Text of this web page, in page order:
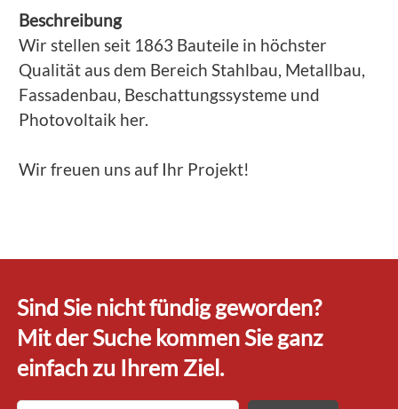
Beschreibung
Wir stellen seit 1863 Bauteile in höchster
Qualität aus dem Bereich Stahlbau, Metallbau,
Fassadenbau, Beschattungssysteme und
Photovoltaik her.
Wir freuen uns auf Ihr Projekt!
Sind Sie nicht fündig geworden?
Mit der Suche kommen Sie ganz
einfach zu Ihrem Ziel.